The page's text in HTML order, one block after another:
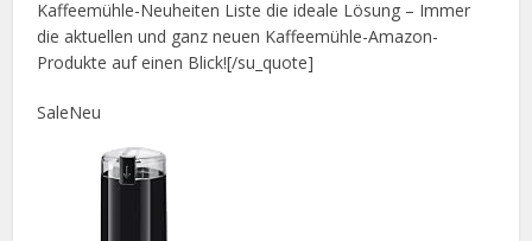
Kaffeemühle-Neuheiten Liste die ideale Lösung – Immer
die aktuellen und ganz neuen Kaffeemühle-Amazon-
Produkte auf einen Blick![/su_quote]
SaleNeu